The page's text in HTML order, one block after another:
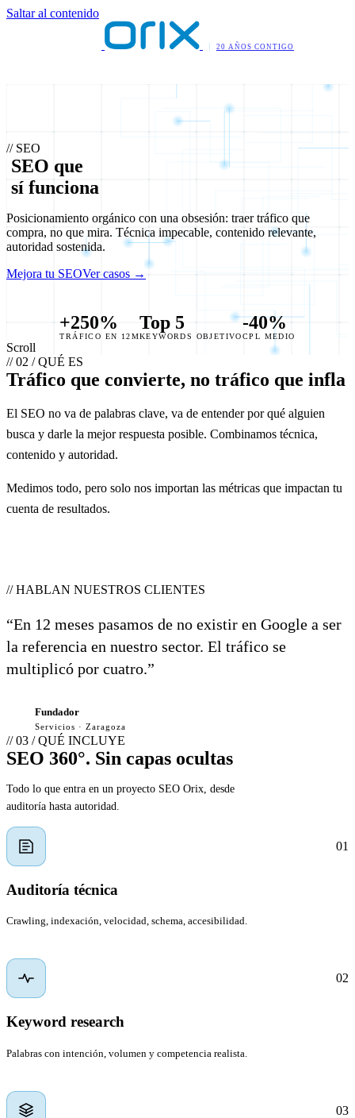
Saltar al contenido
20 AÑOS CONTIGO
// SEO
SEO que
sí funciona
Posicionamiento orgánico con una obsesión: traer tráfico que
compra, no que mira. Técnica impecable, contenido relevante,
autoridad sostenida.
Mejora tu SEOVer casos →
+250%
TRÁFICO EN 12M
Top 5
KEYWORDS OBJETIVO
-40%
CPL MEDIO
Scroll
// 02 / QUÉ ES
Tráfico que convierte, no tráfico que infla
El SEO no va de palabras clave, va de entender por qué alguien
busca y darle la mejor respuesta posible. Combinamos técnica,
contenido y autoridad.
Medimos todo, pero solo nos importan las métricas que impactan tu
cuenta de resultados.
// HABLAN NUESTROS CLIENTES
“En 12 meses pasamos de no existir en Google a ser
la referencia en nuestro sector. El tráfico se
multiplicó por cuatro.”
Fundador
Servicios · Zaragoza
// 03 / QUÉ INCLUYE
SEO 360°. Sin capas ocultas
Todo lo que entra en un proyecto SEO Orix, desde
auditoría hasta autoridad.
01
Auditoría técnica
Crawling, indexación, velocidad, schema, accesibilidad.
02
Keyword research
Palabras con intención, volumen y competencia realista.
03